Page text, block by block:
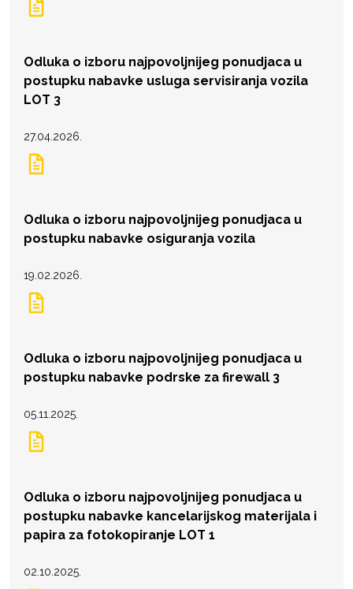
Odluka o izboru najpovoljnijeg ponudjaca u
postupku nabavke usluga servisiranja vozila
LOT 3
27.04.2026.
Odluka o izboru najpovoljnijeg ponudjaca u
postupku nabavke osiguranja vozila
19.02.2026.
Odluka o izboru najpovoljnijeg ponudjaca u
postupku nabavke podrske za firewall 3
05.11.2025.
Odluka o izboru najpovoljnijeg ponudjaca u
postupku nabavke kancelarijskog materijala i
papira za fotokopiranje LOT 1
02.10.2025.